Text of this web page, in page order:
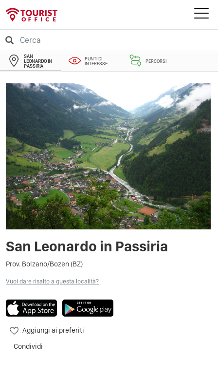
SAN
LEONARDO IN
PASSIRIA
PUNTI DI
INTERESSE
PERCORSI
San Leonardo in Passiria
Prov. Bolzano/Bozen (BZ)
Vuoi dare risalto a questa località?
Aggiungi ai preferiti
Condividi